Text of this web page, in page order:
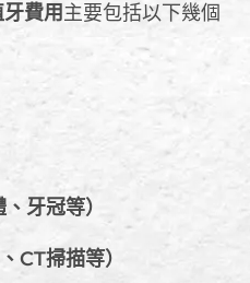
牙費用主要包括以下幾個
牙冠等）
CT掃描等）